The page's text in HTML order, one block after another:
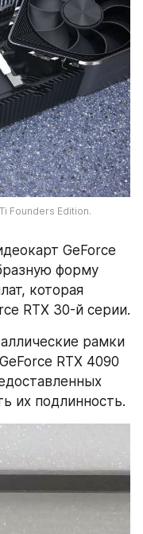
Founders Edition.
GeForce
форму
которая
RTX 30-й серии.
рамки
RTX 4090
их подлинность.